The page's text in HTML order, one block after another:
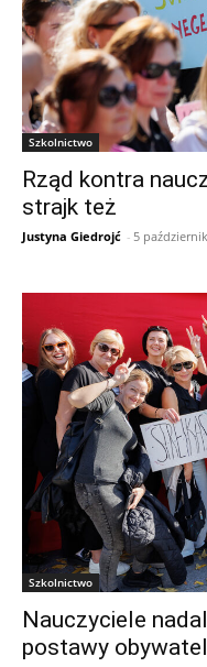
Szkolnictwo
Rząd kontra
strajk też
Justyna Giedrojć - 5
Szkolnictwo
Nauczyciele
postawy